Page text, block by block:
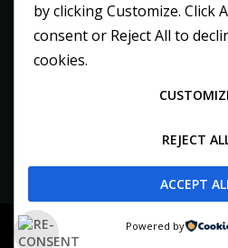
© 2004 - 2026
by clickingCustomize. Click
consent or Reject All to
cookies.
REJECT
ACCEPT
Powered by